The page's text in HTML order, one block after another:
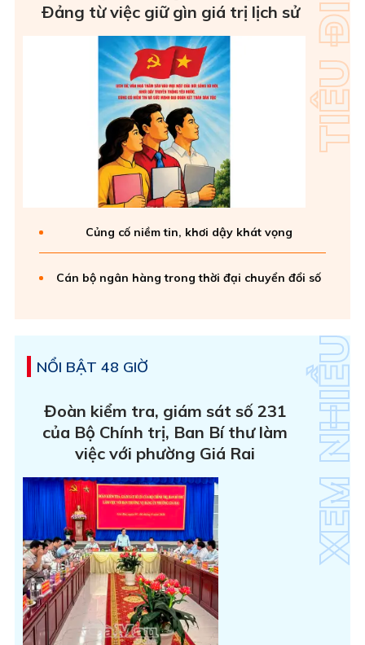
Ðảng từ việc giữ gìn giá trị lịch sử
Củng cố niềm tin, khơi dậy khát vọng
Cán bộ ngân hàng trong thời đại chuyển đổi số
NỔI BẬT 48 GIỜ
Đoàn kiểm tra, giám sát số 231
của Bộ Chính trị, Ban Bí thư làm
việc với phường Giá Rai